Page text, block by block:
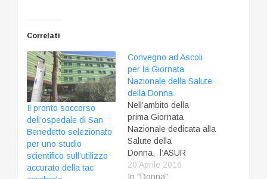
Correlati
Il pronto soccorso
dell’ospedale di San
Benedetto selezionato
per uno studio
scientifico sull’utilizzo
accurato della tac
Convegno ad Ascoli
per la Giornata
Nazionale della Salute
della Donna
Nell’ambito della
prima Giornata
Nazionale dedicata alla
Salute della
Donna, l’ASUR
MARCHE – Area Vasta
5 - Ascoli Piceno e San
20 Aprile 2016
In "Donna"